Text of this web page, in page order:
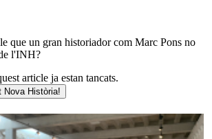
que un gran historiador com Marc Pons no
l'INH?
article ja estan tancats.
Nova Història!